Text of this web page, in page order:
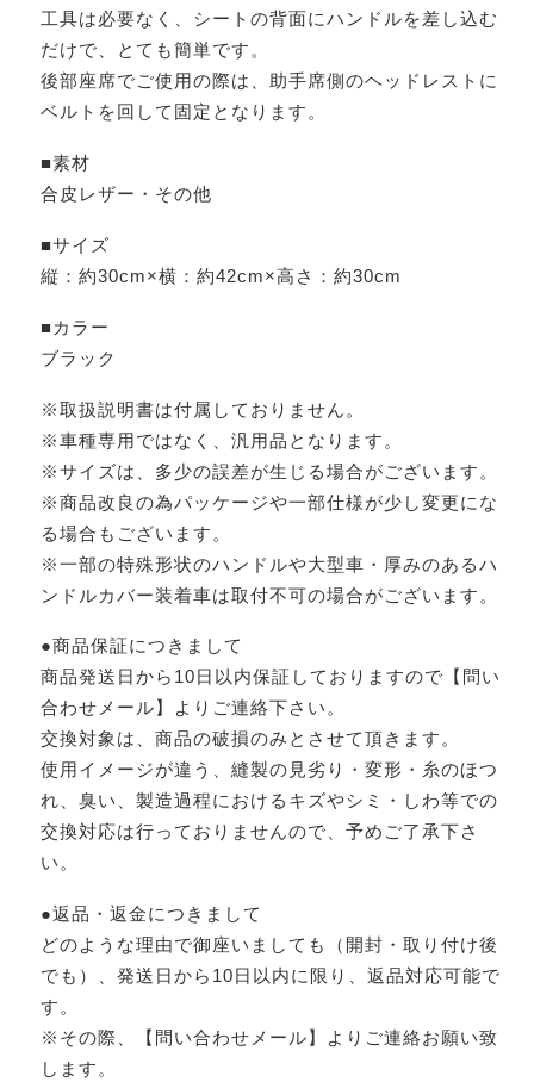
工具は必要なく、シートの背面にハンドルを差し込む
だけで、とても簡単です。
後部座席でご使用の際は、助手席側のヘッドレストに
ベルトを回して固定となります。
■素材
合皮レザー・その他
■サイズ
縦：約30cm×横：約42cm×高さ：約30cm
■カラー
ブラック
※取扱説明書は付属しておりません。
※車種専用ではなく、汎用品となります。
※サイズは、多少の誤差が生じる場合がございます。
※商品改良の為パッケージや一部仕様が少し変更にな
る場合もございます。
※一部の特殊形状のハンドルや大型車・厚みのあるハ
ンドルカバー装着車は取付不可の場合がございます。
●商品保証につきまして
商品発送日から10日以内保証しておりますので【問い
合わせメール】よりご連絡下さい。
交換対象は、商品の破損のみとさせて頂きます。
使用イメージが違う、縫製の見劣り・変形・糸のほつ
れ、臭い、製造過程におけるキズやシミ・しわ等での
交換対応は行っておりませんので、予めご了承下さ
い。
●返品・返金につきまして
どのような理由で御座いましても（開封・取り付け後
でも）、発送日から10日以内に限り、返品対応可能で
す。
※その際、【問い合わせメール】よりご連絡お願い致
します。